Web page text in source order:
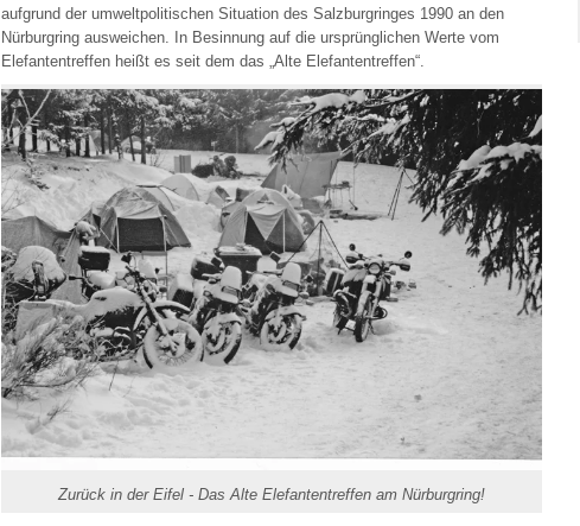
aufgrund der umweltpolitischen Situation des Salzburgringes 1990 an den
Nürburgring ausweichen. In Besinnung auf die ursprünglichen Werte vom
Elefantentreffen heißt es seit dem das „Alte Elefantentreffen“.
Zurück in der Eifel - Das Alte Elefantentreffen am Nürburgring!